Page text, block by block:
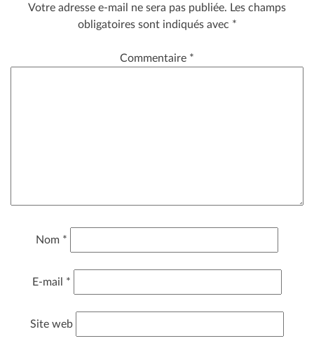
L’ARTICLE
Votre adresse e-mail ne sera pas publiée. Les champs
obligatoires sont indiqués avec *
Commentaire *
Nom *
E-mail *
Site web